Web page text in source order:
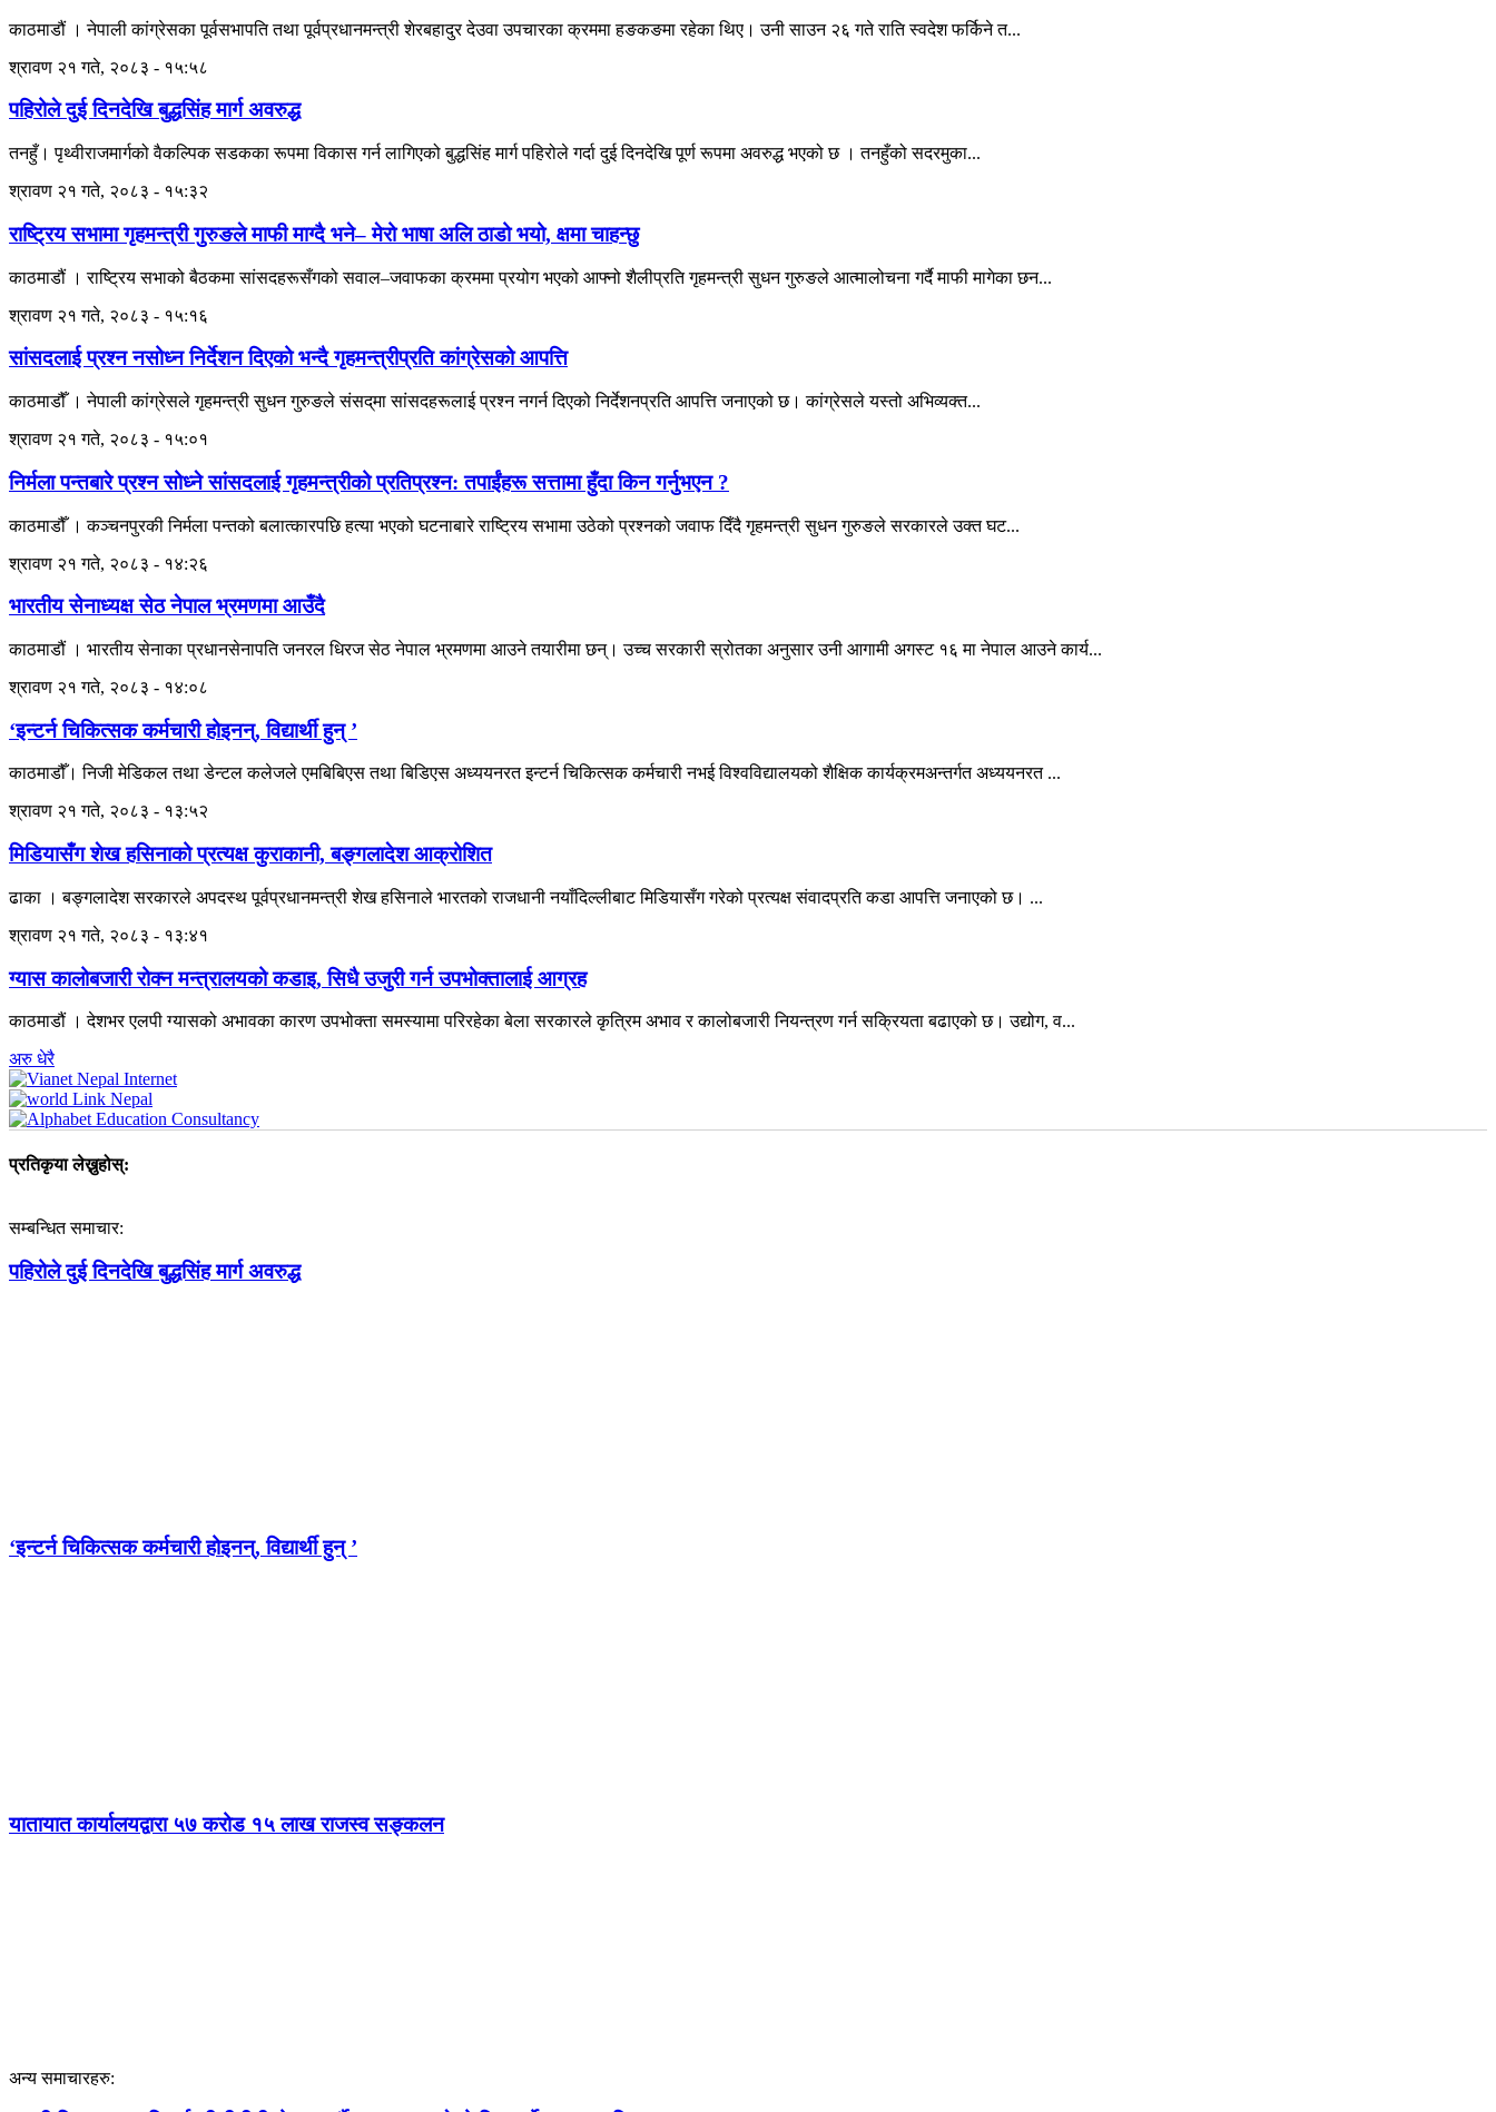
काठमाडौं । नेपाली कांग्रेसका पूर्वसभापति तथा पूर्वप्रधानमन्त्री शेरबहादुर देउवा उपचारका क्रममा हङकङमा रहेका थिए। उनी साउन २६ गते राति स्वदेश फर्किने त...
श्रावण २१ गते, २०८३ - १५:५८
पहिरोले दुई दिनदेखि बुद्धसिंह मार्ग अवरुद्ध
तनहुँ। पृथ्वीराजमार्गको वैकल्पिक सडकका रूपमा विकास गर्न लागिएको बुद्धसिंह मार्ग पहिरोले गर्दा दुई दिनदेखि पूर्ण रूपमा अवरुद्ध भएको छ । तनहुँको सदरमुका...
श्रावण २१ गते, २०८३ - १५:३२
राष्ट्रिय सभामा गृहमन्त्री गुरुङले माफी माग्दै भने– मेरो भाषा अलि ठाडो भयो, क्षमा चाहन्छु
काठमाडौं । राष्ट्रिय सभाको बैठकमा सांसदहरूसँगको सवाल–जवाफका क्रममा प्रयोग भएको आफ्नो शैलीप्रति गृहमन्त्री सुधन गुरुङले आत्मालोचना गर्दै माफी मागेका छन...
श्रावण २१ गते, २०८३ - १५:१६
सांसदलाई प्रश्न नसोध्न निर्देशन दिएको भन्दै गृहमन्त्रीप्रति कांग्रेसको आपत्ति
काठमाडौँ । नेपाली कांग्रेसले गृहमन्त्री सुधन गुरुङले संसद्‌मा सांसदहरूलाई प्रश्न नगर्न दिएको निर्देशनप्रति आपत्ति जनाएको छ। कांग्रेसले यस्तो अभिव्यक्त...
श्रावण २१ गते, २०८३ - १५:०१
निर्मला पन्तबारे प्रश्न सोध्ने सांसदलाई गृहमन्त्रीको प्रतिप्रश्न: तपाईंहरू सत्तामा हुँदा किन गर्नुभएन ?
काठमाडौँ । कञ्चनपुरकी निर्मला पन्तको बलात्कारपछि हत्या भएको घटनाबारे राष्ट्रिय सभामा उठेको प्रश्नको जवाफ दिँदै गृहमन्त्री सुधन गुरुङले सरकारले उक्त घट...
श्रावण २१ गते, २०८३ - १४:२६
भारतीय सेनाध्यक्ष सेठ नेपाल भ्रमणमा आउँदै
काठमाडौं । भारतीय सेनाका प्रधानसेनापति जनरल धिरज सेठ नेपाल भ्रमणमा आउने तयारीमा छन्। उच्च सरकारी स्रोतका अनुसार उनी आगामी अगस्ट १६ मा नेपाल आउने कार्य...
श्रावण २१ गते, २०८३ - १४:०८
‘इन्टर्न चिकित्सक कर्मचारी होइनन्, विद्यार्थी हुन् ’
काठमाडौँ। निजी मेडिकल तथा डेन्टल कलेजले एमबिबिएस तथा बिडिएस अध्ययनरत इन्टर्न चिकित्सक कर्मचारी नभई विश्वविद्यालयको शैक्षिक कार्यक्रमअन्तर्गत अध्ययनरत ...
श्रावण २१ गते, २०८३ - १३:५२
मिडियासँग शेख हसिनाको प्रत्यक्ष कुराकानी, बङ्गलादेश आक्रोशित
ढाका । बङ्गलादेश सरकारले अपदस्थ पूर्वप्रधानमन्त्री शेख हसिनाले भारतको राजधानी नयाँदिल्लीबाट मिडियासँग गरेको प्रत्यक्ष संवादप्रति कडा आपत्ति जनाएको छ। ...
श्रावण २१ गते, २०८३ - १३:४१
ग्यास कालोबजारी रोक्न मन्त्रालयको कडाइ, सिधै उजुरी गर्न उपभोक्तालाई आग्रह
काठमाडौं । देशभर एलपी ग्यासको अभावका कारण उपभोक्ता समस्यामा परिरहेका बेला सरकारले कृत्रिम अभाव र कालोबजारी नियन्त्रण गर्न सक्रियता बढाएको छ। उद्योग, व...
अरु धेरै
प्रतिकृया लेख्नुहोस्:
सम्बन्धित समाचार:
पहिरोले दुई दिनदेखि बुद्धसिंह मार्ग अवरुद्ध
‘इन्टर्न चिकित्सक कर्मचारी होइनन्, विद्यार्थी हुन् ’
यातायात कार्यालयद्वारा ५७ करोड १५ लाख राजस्व सङ्कलन
अन्य समाचारहरु: